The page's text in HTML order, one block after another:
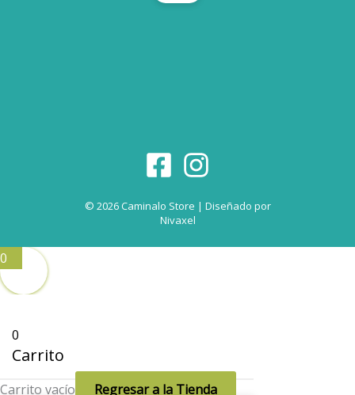
© 2026 Caminalo Store | Diseñado por
Nivaxel
0
0
Carrito
Carrito vacío Regresar a la Tienda